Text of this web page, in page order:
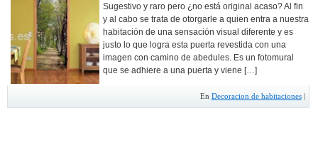
Sugestivo y raro pero ¿no está original acaso? Al fin
y al cabo se trata de otorgarle a quien entra a nuestra
habitación de una sensación visual diferente y es
justo lo que logra esta puerta revestida con una
imagen con camino de abedules. Es un fotomural
que se adhiere a una puerta y viene […]
En Decoracion de habitaciones|